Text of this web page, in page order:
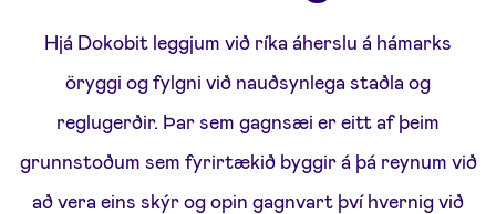
Hjá Dokobit leggjum við ríka áherslu á hámarks
öryggi og fylgni við nauðsynlega staðla og
reglugerðir. Þar sem gagnsæi er eitt af þeim
grunnstoðum sem fyrirtækið byggir á þá reynum við
að vera eins skýr og opin gagnvart því hvernig við